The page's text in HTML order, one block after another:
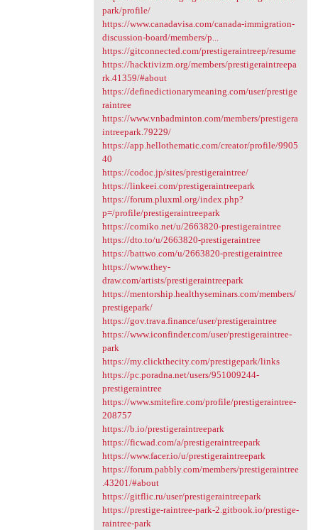
park/profile/
https://www.canadavisa.com/canada-immigration-
discussion-board/members/p...
https://gitconnected.com/prestigeraintreep/resume
https://hacktivizm.org/members/prestigeraintreepa
rk.41359/#about
https://definedictionarymeaning.com/user/prestige
raintree
https://www.vnbadminton.com/members/prestigera
intreepark.79229/
https://app.hellothematic.com/creator/profile/9905
40
https://codoc.jp/sites/prestigeraintree/
https://linkeei.com/prestigeraintreepark
https://forum.pluxml.org/index.php?
p=/profile/prestigeraintreepark
https://comiko.net/u/2663820-prestigeraintree
https://dto.to/u/2663820-prestigeraintree
https://battwo.com/u/2663820-prestigeraintree
https://www.they-
draw.com/artists/prestigeraintreepark
https://mentorship.healthyseminars.com/members/
prestigepark/
https://gov.trava.finance/user/prestigeraintree
https://www.iconfinder.com/user/prestigeraintree-
park
https://my.clickthecity.com/prestigepark/links
https://pc.poradna.net/users/951009244-
prestigeraintree
https://www.smitefire.com/profile/prestigeraintree-
208757
https://b.io/prestigeraintreepark
https://ficwad.com/a/prestigeraintreepark
https://www.facer.io/u/prestigeraintreepark
https://forum.pabbly.com/members/prestigeraintree
.43201/#about
https://gitflic.ru/user/prestigeraintreepark
https://prestige-raintree-park-2.gitbook.io/prestige-
raintree-park